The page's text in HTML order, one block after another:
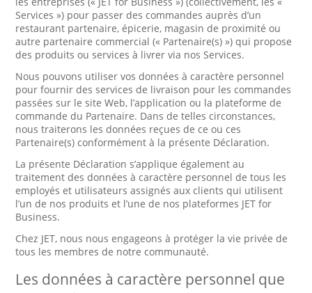
Services ») pour passer des commandes auprès d’un
restaurant partenaire, épicerie, magasin de proximité ou
autre partenaire commercial (« Partenaire(s) ») qui propose
des produits ou services à livrer via nos Services.
Nous pouvons utiliser vos données à caractère personnel
pour fournir des services de livraison pour les commandes
passées sur le site Web, l’application ou la plateforme de
commande du Partenaire. Dans de telles circonstances,
nous traiterons les données reçues de ce ou ces
Partenaire(s) conformément à la présente Déclaration.
La présente Déclaration s’applique également au
traitement des données à caractère personnel de tous les
employés et utilisateurs assignés aux clients qui utilisent
l’un de nos produits et l’une de nos plateformes JET for
Business.
Chez JET, nous nous engageons à protéger la vie privée de
tous les membres de notre communauté.
Les données à caractère personnel que